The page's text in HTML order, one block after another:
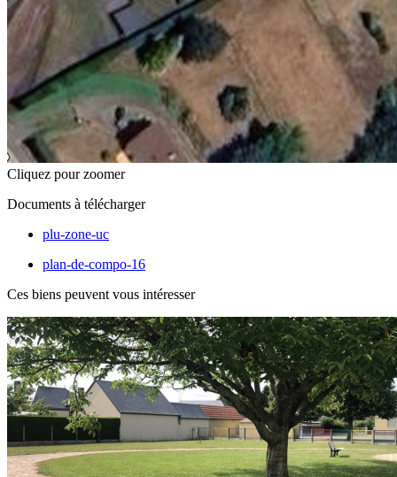
Cliquez pour zoomer
Documents à télécharger
plu-zone-uc
plan-de-compo-16
Ces biens peuvent vous intéresser